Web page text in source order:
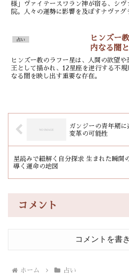
様」ヴァイテースワラン神が宿る、シ
院。人々の運勢に影響を及ぼすナヴァ
占い
ヒンズー
内なる闇
ヒンズー教のラフー星は、人間の欲望
王として描かれ、12星座を逆行する不
なる闇を映し出す重要な存在。
ガンジーの青年期
変革の可能性
星読みで紐解く自分探求 生まれた瞬間
導く運命の地図
コメント
コメントを書
ホーム 占い